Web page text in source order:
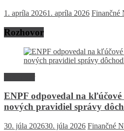
1. apríla 20261. apríla 2026 Finančné
Rozhovor
ENPF odpovedal na
nových pravidiel správy
30. júla 202630. júla 2026 Finančné